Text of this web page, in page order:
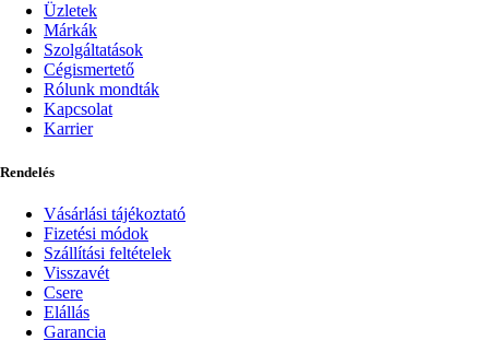
Üzletek
Márkák
Szolgáltatások
Cégismertető
Rólunk mondták
Kapcsolat
Karrier
Rendelés
Vásárlási tájékoztató
Fizetési módok
Szállítási feltételek
Visszavét
Csere
Elállás
Garancia